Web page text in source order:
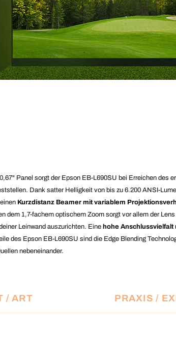
Panel sorgt der Epson EB-L690SU bei Erreichen des
Dank satter Helligkeit von bis zu 6.200 ANSI-
Kurzdistanz Beamer mit variablem
dem 1,7-fachem optischem Zoom sorgt vor allem der
Leinwand auszurichten. Eine hohe
des Epson EB-L690SU sind die Edge Blending
nebeneinander.
/ ART PRAXIS /